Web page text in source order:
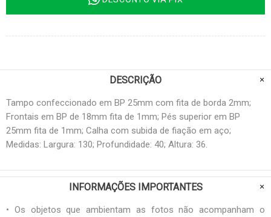
DESCRIÇÃO
Tampo confeccionado em BP 25mm com fita de borda 2mm;
Frontais em BP de 18mm fita de 1mm; Pés superior em BP
25mm fita de 1mm; Calha com subida de fiação em aço;
Medidas: Largura: 130; Profundidade: 40; Altura: 36.
INFORMAÇÕES IMPORTANTES
• Os objetos que ambientam as fotos não acompanham o